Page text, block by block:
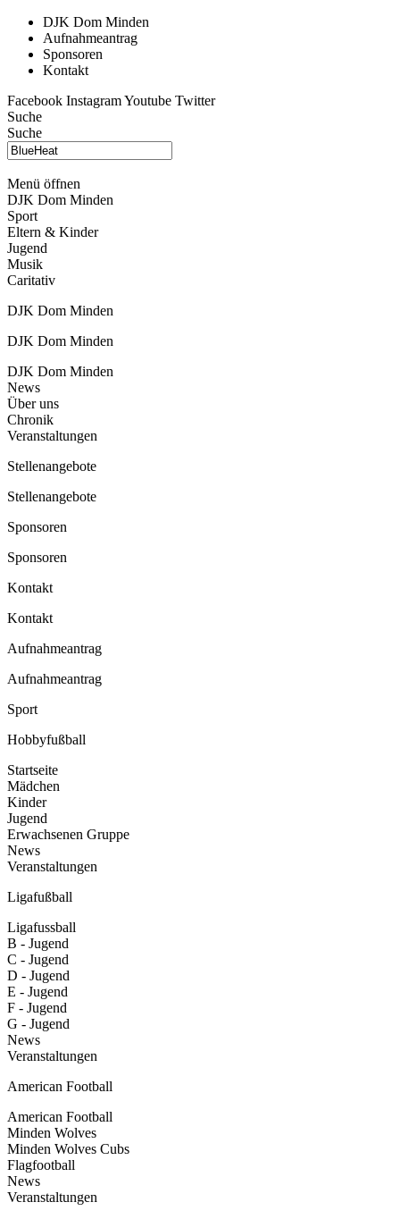
DJK Dom Minden
Aufnahmeantrag
Sponsoren
Kontakt
Facebook InstagramYoutube Twitter
Suche
Suche
Menü öffnen
DJK Dom Minden
Sport
Eltern & Kinder
Jugend
Musik
Caritativ
DJK Dom Minden
DJK Dom Minden
DJK Dom Minden
News
Über uns
Chronik
Veranstaltungen
Stellenangebote
Stellenangebote
Sponsoren
Sponsoren
Kontakt
Kontakt
Aufnahmeantrag
Aufnahmeantrag
Sport
Hobbyfußball
Startseite
Mädchen
Kinder
Jugend
Erwachsenen Gruppe
News
Veranstaltungen
Ligafußball
Ligafussball
B - Jugend
C - Jugend
D - Jugend
E - Jugend
F - Jugend
G - Jugend
News
Veranstaltungen
American Football
American Football
Minden Wolves
Minden Wolves Cubs
Flagfootball
News
Veranstaltungen